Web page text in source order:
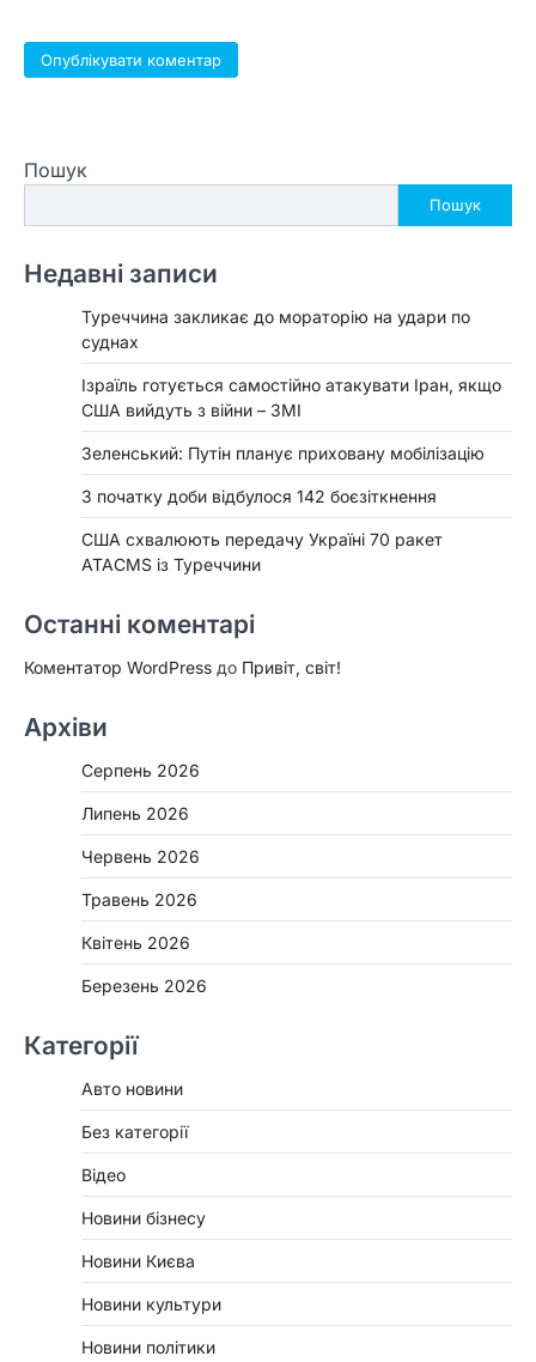
Пошук
Пошук
Недавні записи
Туреччина закликає до мораторію на удари по
суднах
Ізраїль готується самостійно атакувати Іран, якщо
США вийдуть з війни – ЗМІ
Зеленський: Путін планує приховану мобілізацію
З початку доби відбулося 142 боєзіткнення
США схвалюють передачу Україні 70 ракет
ATACMS із Туреччини
Останні коментарі
Коментатор WordPress до Привіт, світ!
Архіви
Серпень 2026
Липень 2026
Червень 2026
Травень 2026
Квітень 2026
Березень 2026
Категорії
Авто новини
Без категорії
Відео
Новини бізнесу
Новини Києва
Новини культури
Новини політики